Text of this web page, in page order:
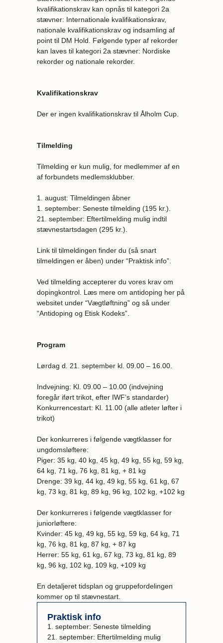
kvalifikationskrav kan opnås til kategori 2a
stævner: Internationale kvalifikationskrav,
nationale kvalifikationskrav og indsamling af
point til DM Hold. Følgende typer af rekorder
kan laves til kategori 2a stævner: Nordiske
rekorder og nationale rekorder.
Kvalifikationskrav
Der er ingen kvalifikationskrav til Ålholm Cup.
Tilmelding
Tilmelding er kun mulig, for medlemmer af en
af forbundets medlemsklubber.
1. august: Tilmeldingen åbner
1. september: Seneste tilmelding (195 kr.).
21. september: Eftertilmelding mulig indtil
stævnestartsdagen (295 kr.).
Link til tilmeldingen finder du (så snart
tilmeldingen er åben) under “Praktisk info”.
Ved tilmelding accepterer du vores krav om
dopingkontrol. Læs mere om antidoping her på
websitet under “Vægtløftning” og så under
“Antidoping og Etisk Kodeks”.
Program
Lørdag d. 21. september kl. 09.00 – 16.00.
Indvejning: Kl. 09.00 – 10.00 (indvejning
foregår iført trikot, efter IWF’s standarder)
Konkurrencestart: Kl. 11.00 (alle atleter løfter i
trikot)
Der konkurreres i følgende vægtklasser for
ungdomsløftere:
Piger: 35 kg, 40 kg, 45 kg, 49 kg, 55 kg, 59 kg,
64 kg, 71 kg, 76 kg, 81 kg, + 81 kg
Drenge: 39 kg, 44 kg, 49 kg, 55 kg, 61 kg, 67
kg, 73 kg, 81 kg, 89 kg, 96 kg, 102 kg, +102 kg
Der konkurreres i følgende vægtklasser for
juniorløftere:
Kvinder: 45 kg, 49 kg, 55 kg, 59 kg, 64 kg, 71
kg, 76 kg, 81 kg, 87 kg, + 87 kg
Herrer: 55 kg, 61 kg, 67 kg, 73 kg, 81 kg, 89
kg, 96 kg, 102 kg, 109 kg, +109 kg
En detaljeret tidsplan og gruppefordelingen
kommer op til stævnestart.
Praktisk info
1. september: Seneste tilmelding
21. september: Eftertilmelding mulig